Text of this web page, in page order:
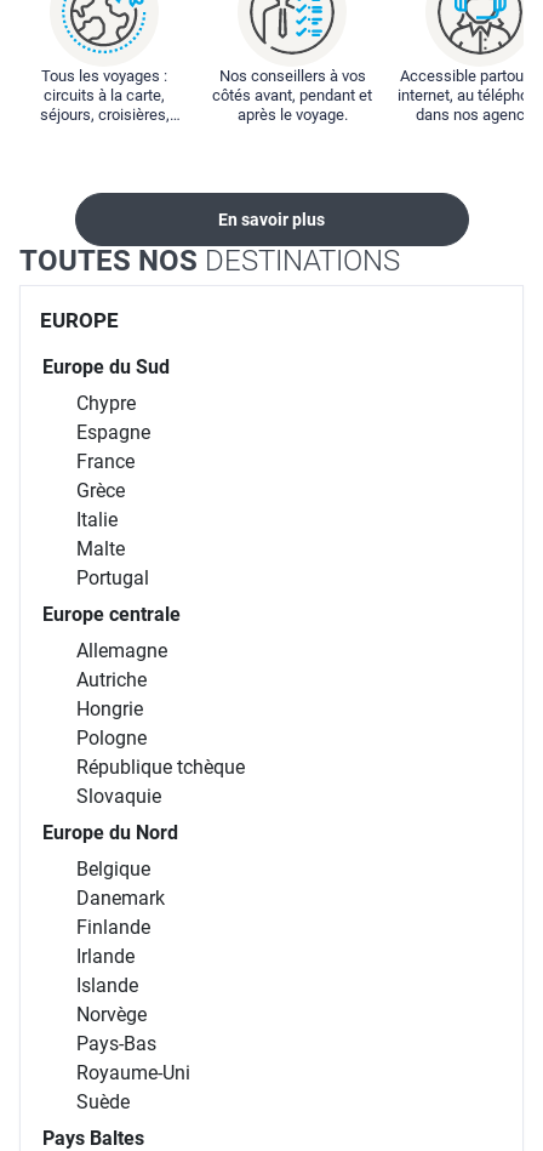
Tous les voyages :
circuits à la carte,
séjours, croisières,
Nos conseillers à vos
côtés avant, pendant et
après le voyage.
Accessible partout :
internet, au
dans nos
En savoir plus
TOUTES NOS DESTINATIONS
EUROPE
Europe du Sud
Chypre
Espagne
France
Grèce
Italie
Malte
Portugal
Europe centrale
Allemagne
Autriche
Hongrie
Pologne
République tchèque
Slovaquie
Europe du Nord
Belgique
Danemark
Finlande
Irlande
Islande
Norvège
Pays-Bas
Royaume-Uni
Suède
Pays Baltes